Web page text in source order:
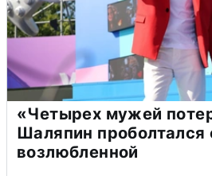
«Четырех мужей
Шаляпин проболтался
возлюбленной